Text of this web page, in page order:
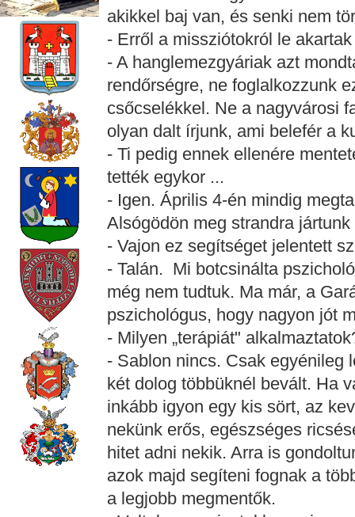
akikkel baj van, és senki nem
- Erről a missziótokról le
- A hanglemezgyáriak azt
rendőrségre, ne foglalkozzunk
csőcselékkel. Ne a nagyvárosi
olyan dalt írjunk, ami belefér a
- Ti pedig ennek ellenére
tették egykor ...
- Igen. Április 4-én mindig
Alsógödön meg strandra
- Vajon ez segítséget jelentett
- Talán. Mi botcsinálta
még nem tudtuk. Ma már, a
pszichológus, hogy nagyon jót
- Milyen „terápiát"
- Sablon nincs. Csak egyénileg
két dolog többüknél bevált. Ha
inkább igyon egy kis sört, az
nekünk erős, egészséges
hitet adni nekik. Arra is
azok majd segíteni fognak a
a legjobb megmentők.